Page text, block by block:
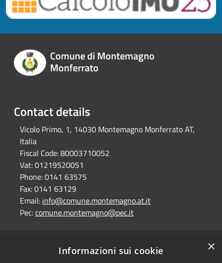
Comune di Montemagno
Monferrato
Contact details
Vicolo Primo, 1, 14030 Montemagno Monferrato AT,
Italia
Fiscal Code:80003710052
Vat:01219520051
Phone:0141 63575
Fax:0141 63129
Email: info@comune.montemagno.at.it
Pec:comune.montemagno@pec.it
Comune convenzionato
×
Informazioni sui cookie